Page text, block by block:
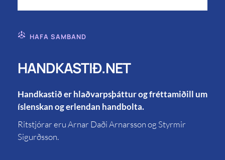
HAFA SAMBAND
HANDKASTIÐ.NET
Handkastið er hlaðvarpsþáttur og fréttamiðill um
íslenskan og erlendan handbolta.
Ritstjórar eru Arnar Daði Arnarsson og Styrmir
Sigurðsson.